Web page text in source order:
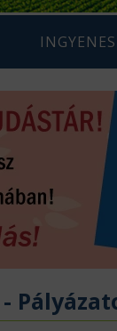
AGRÁRIUM
SZAKMAI